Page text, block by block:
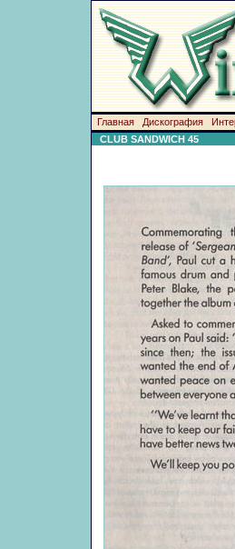
Главная Дискография
CLUB SANDWICH 45